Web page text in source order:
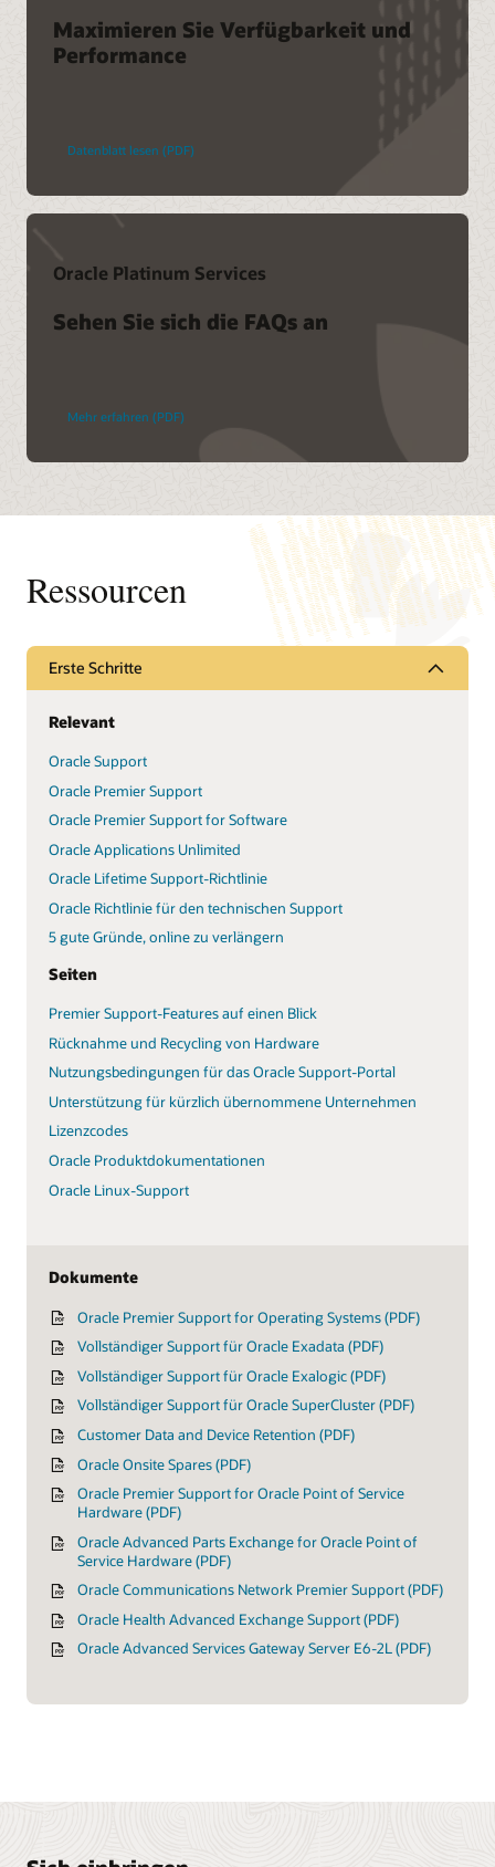
Maximieren Sie Verfügbarkeit und
Performance
Datenblatt lesen (PDF)
Oracle Platinum Services
Sehen Sie sich die FAQs an
Mehr erfahren (PDF)
Ressourcen
Erste Schritte
Relevant
Oracle Support
Oracle Premier Support
Oracle Premier Support for Software
Oracle Applications Unlimited
Oracle Lifetime Support-Richtlinie
Oracle Richtlinie für den technischen Support
5 gute Gründe, online zu verlängern
Seiten
Premier Support-Features auf einen Blick
Rücknahme und Recycling von Hardware
Nutzungsbedingungen für das Oracle Support-Portal
Unterstützung für kürzlich übernommene Unternehmen
Lizenzcodes
Oracle Produktdokumentationen
Oracle Linux-Support
Dokumente
Oracle Premier Support for Operating Systems (PDF)
Vollständiger Support für Oracle Exadata (PDF)
Vollständiger Support für Oracle Exalogic (PDF)
Vollständiger Support für Oracle SuperCluster (PDF)
Customer Data and Device Retention (PDF)
Oracle Onsite Spares (PDF)
Oracle Premier Support for Oracle Point of Service
Hardware (PDF)
Oracle Advanced Parts Exchange for Oracle Point of
Service Hardware (PDF)
Oracle Communications Network Premier Support (PDF)
Oracle Health Advanced Exchange Support (PDF)
Oracle Advanced Services Gateway Server E6-2L (PDF)
Oracle Lifetime Support-Richtlinie
Nutzungsbedingungen für das Oracle Support-Portal